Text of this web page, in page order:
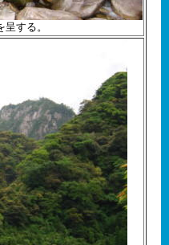
する。